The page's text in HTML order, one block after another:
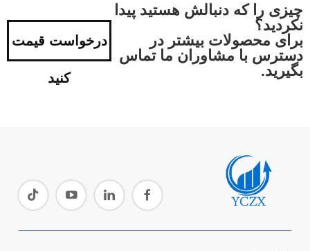
چیزی را که دنبالش هستید پیدا
نکردید؟
برای محصولات بیشتر در
دسترس با مشاوران ما تماس
بگیرید.
درخواست قیمت
کنید